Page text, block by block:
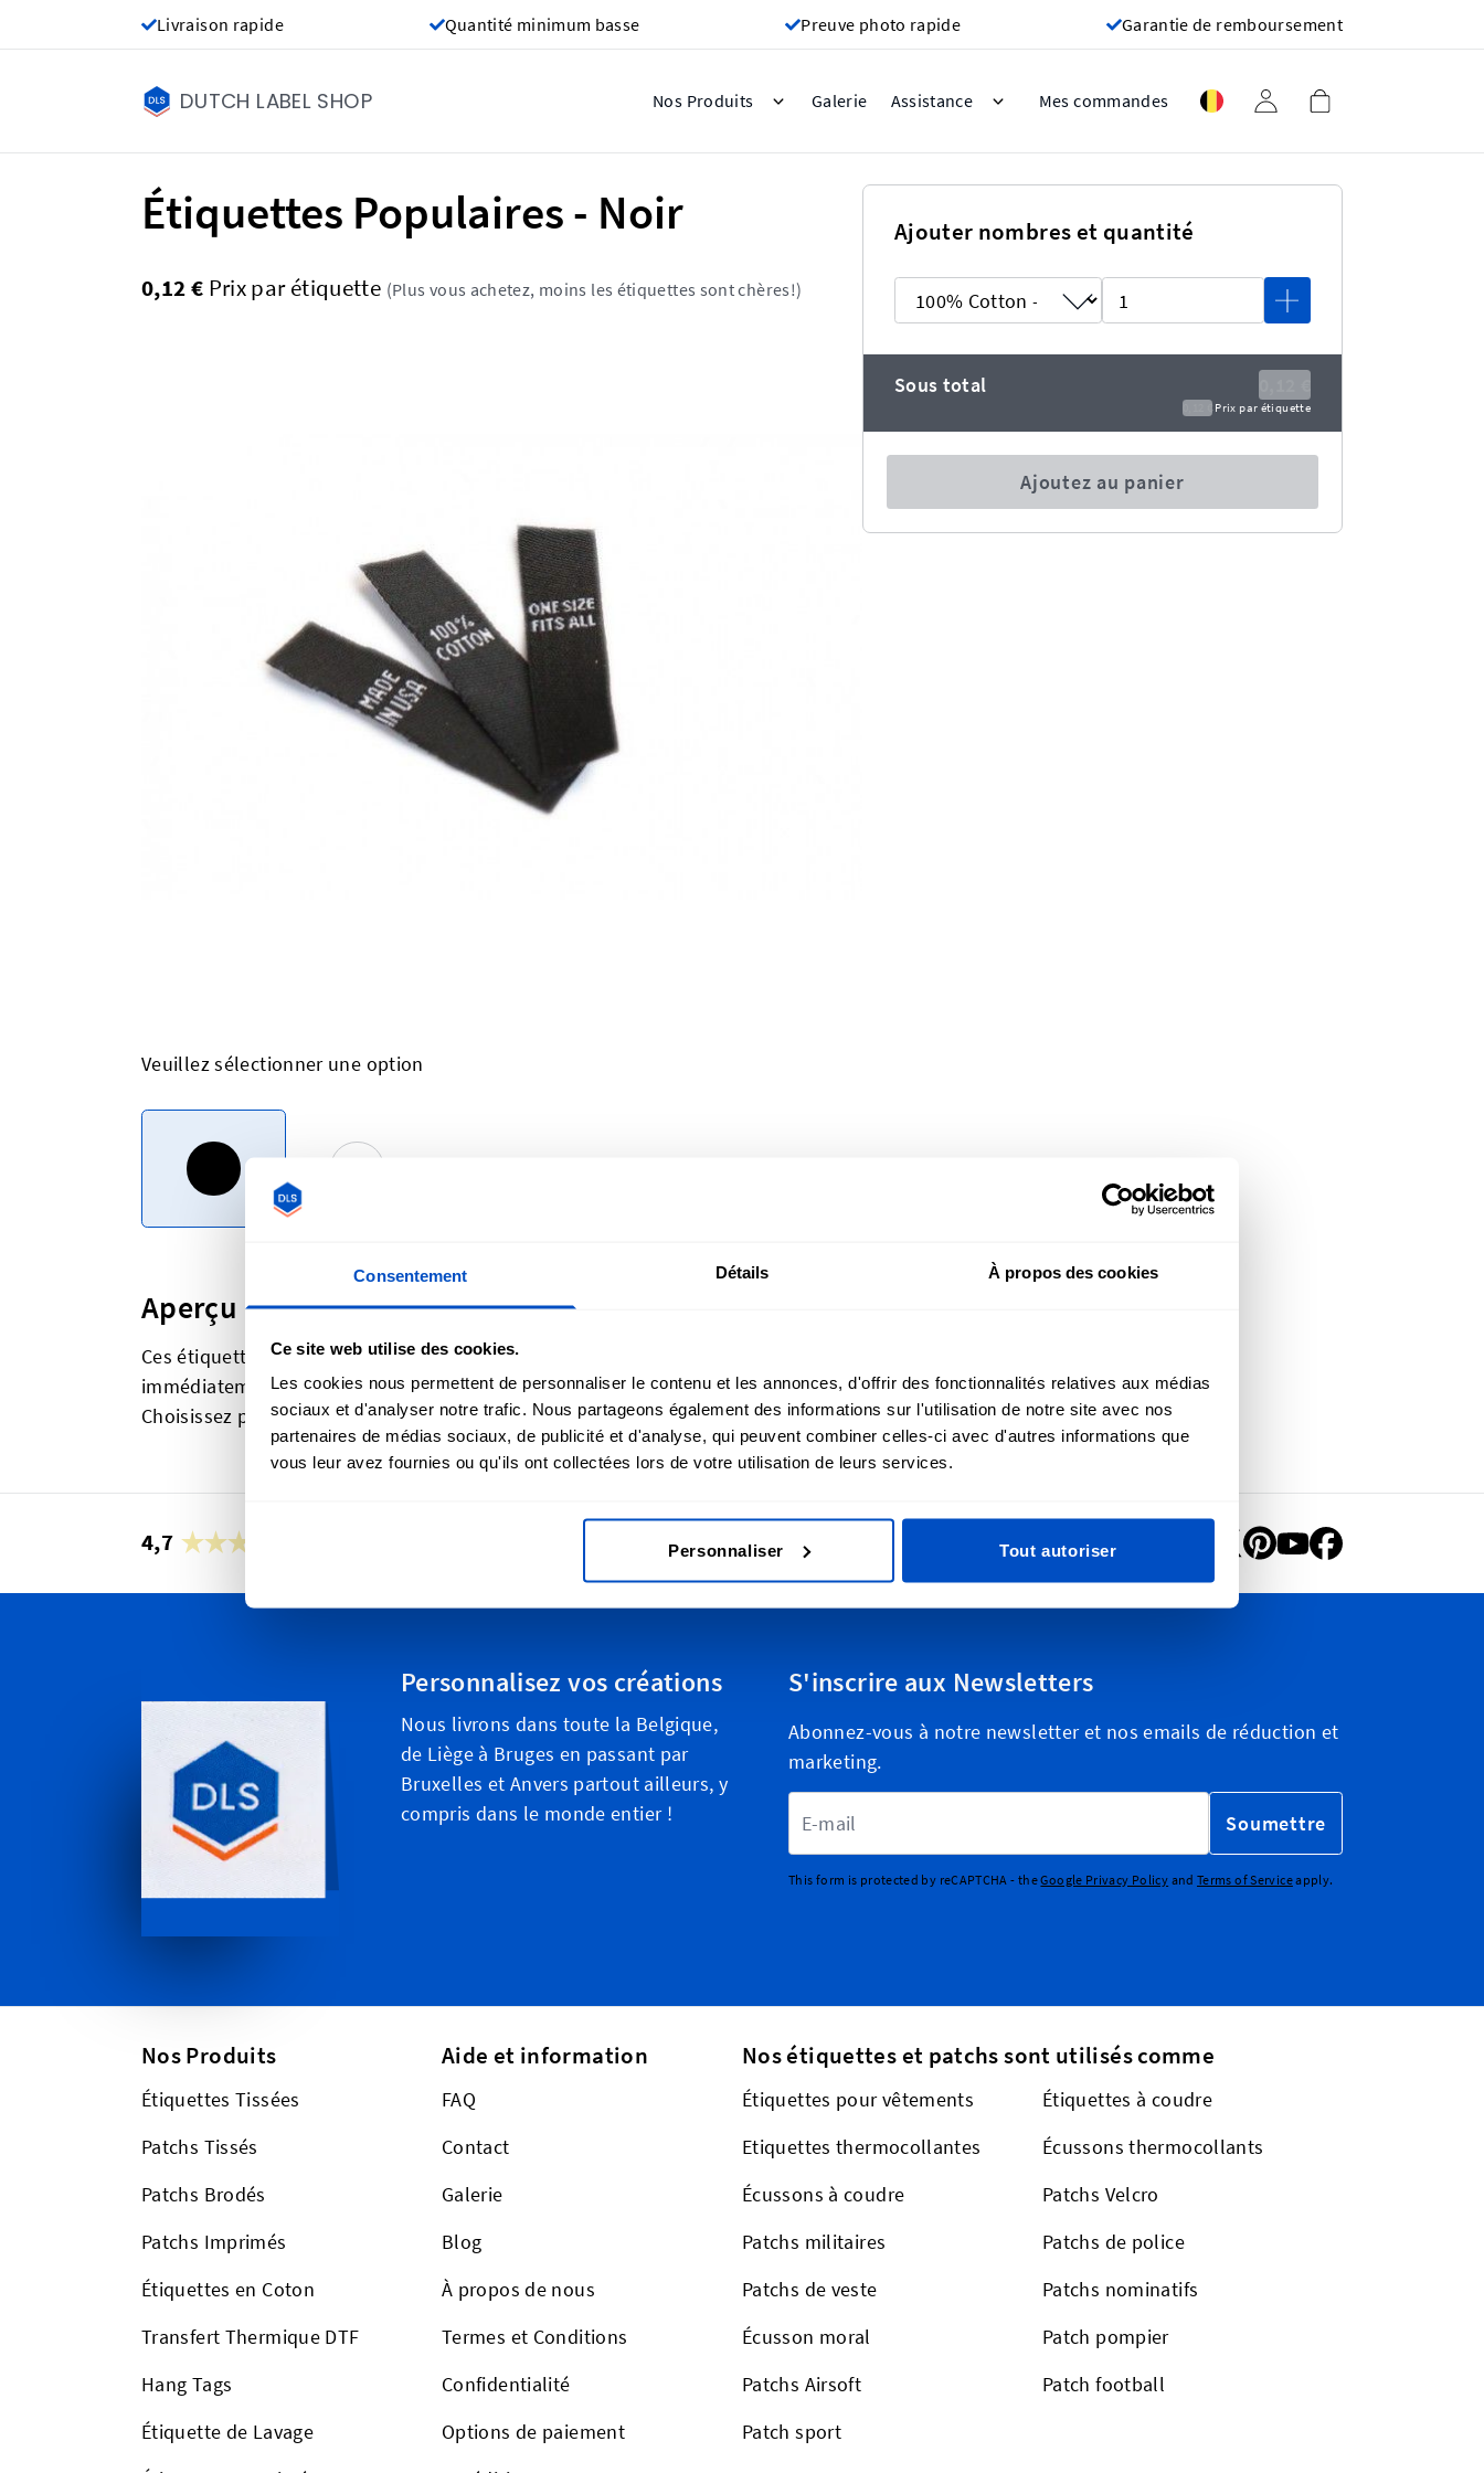
Consentement Détails À propos des cookies
Ce site web utilise des cookies.
Les cookies nous permettent de personnaliser le contenu et les annonces, d'offrir des fonctionnalités relatives aux médias
sociaux et d'analyser notre trafic. Nous partageons également des informations sur l'utilisation de notre site avec nos
partenaires de médias sociaux, de publicité et d'analyse, qui peuvent combiner celles-ci avec d'autres informations que
vous leur avez fournies ou qu'ils ont collectées lors de votre utilisation de leurs services.
Personnaliser Tout autoriser
Livraison rapide Quantité minimum basse Preuve photo rapide Garantie de remboursement
DUTCH LABEL SHOP Nos Produits Galerie Assistance Mes commandes
Étiquettes Populaires - Noir
0,12 € Prix ​​par étiquette (Plus vous achetez, moins les étiquettes sont chères!)
Veuillez sélectionner une option
Aperçu
Ces étiquettes pré-fabriquées populaires sont abordables et expédiées
immédiatement.
Choisissez parmi Made in USA, 100% Cotton ou One Size Fits All.
Ajouter nombres et quantité
Sous total
Prix ​​par étiquette
Ajoutez au panier
4,7
Personnalisez vos créations
Nous livrons dans toute la Belgique,
de Liège à Bruges en passant par
Bruxelles et Anvers partout ailleurs, y
compris dans le monde entier !
S'inscrire aux Newsletters
Abonnez-vous à notre newsletter et nos emails de réduction et
marketing.
Soumettre
This form is protected by reCAPTCHA - theGoogle Privacy Policy and Terms of Serviceapply.
Nos Produits
Étiquettes Tissées
Patchs Tissés
Patchs Brodés
Patchs Imprimés
Étiquettes en Coton
Transfert Thermique DTF
Hang Tags
Étiquette de Lavage
Aide et information
FAQ
Contact
Galerie
Blog
À propos de nous
Termes et Conditions
Confidentialité
Options de paiement
Nos étiquettes et patchs sont utilisés comme
Étiquettes pour vêtements
Étiquettes à coudre
Etiquettes thermocollantes
Écussons thermocollants
Écussons à coudre
Patchs Velcro
Patchs militaires
Patchs de police
Patchs de veste
Patchs nominatifs
Écusson moral
Patch pompier
Patchs Airsoft
Patch football
Patch sport